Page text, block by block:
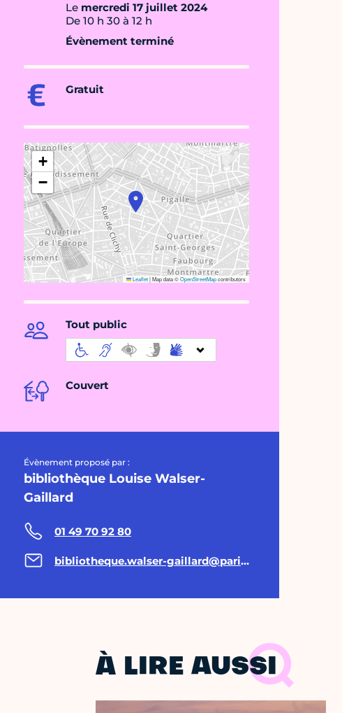
Le mercredi 17 juillet 2024
De 10 h 30 à 12 h
Évènement terminé
Gratuit
+
−
Leaflet|Map data ©OpenStreetMapcontributors
Tout public
Couvert
Évènement proposé par :
bibliothèque Louise Walser-
Gaillard
01 49 70 92 80
bibliotheque.walser-gaillard@paris.fr
À LIRE AUSSI